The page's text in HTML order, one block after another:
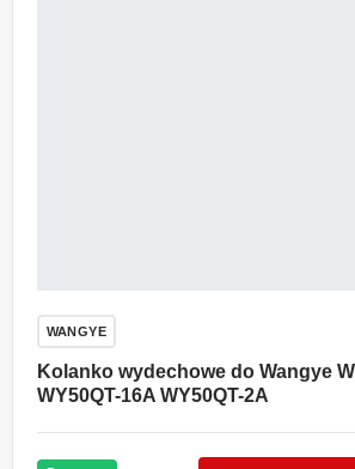
WANGYE
Kolanko wydechowe do Wangye
WY50QT-16A WY50QT-2A